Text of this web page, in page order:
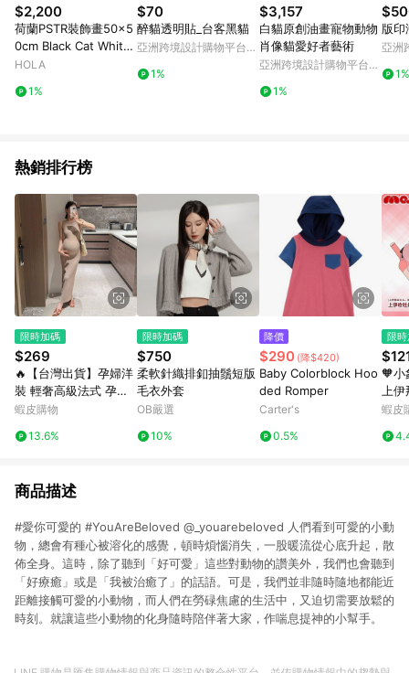
$2,200
荷蘭PSTR裝飾畫50x5
0cm Black Cat White
Cat
HOLA
1%
$70
醉貓透明貼_台客黑貓
亞洲跨境設計購物平台
1%
$3,157
白貓原創油畫寵物動物
肖像貓愛好者藝術
亞洲跨境設計購物平台
1%
版
亞洲
1%
熱銷排行榜
限時加碼
$269
🔥【台灣出貨】孕婦洋
裝 輕奢高級法式 孕婦
連衣裙 夏季新款 氣質
織長裙 修身孕婦長裙
蝦皮購物
13.6%
限時加碼
$750
柔軟針織排釦抽鬚短版
毛衣外套
OB嚴選
10%
降價
$290 (降$420)
Baby Colorblock Hoo
ded Romper
Carter's
0.5%
限
🧡小
上
物
蝦皮
商品描述
#愛你可愛的 #YouAreBeloved @_youarebeloved 人們看到可愛的小動
物，總會有種心被溶化的感覺，頓時煩惱消失，一股暖流從心底升起，散
佈全身。這時，除了聽到「好可愛」這些對動物的讚美外，我們也會聽到
「好療癒」或是「我被治癒了」的話語。可是，我們並非隨時隨地都能近
距離接觸可愛的小動物，而人們在勞碌焦慮的生活中，又迫切需要放鬆的
時刻。就讓這些小動物的化身隨時陪伴著大家，作喘息提神的小幫手。